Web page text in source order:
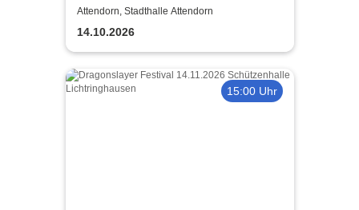
Jubiläumskonzert
Attendorn, Stadthalle Attendorn
14.10.2026
15:00 Uhr